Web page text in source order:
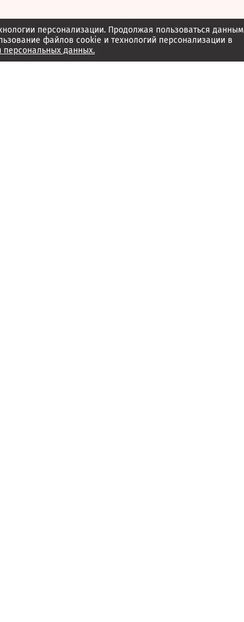
персонализации. Продолжая пользоваться данным
файлов cookie и технологий персонализации в
персональных данных.